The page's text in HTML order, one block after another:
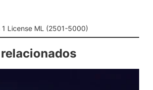
1 License ML (2501-5000)